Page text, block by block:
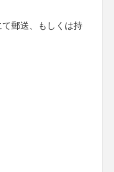
郵送、もしくは持